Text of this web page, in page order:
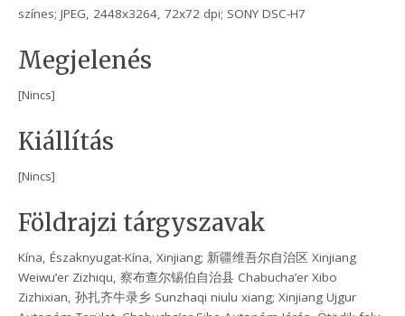
színes; JPEG, 2448x3264, 72x72 dpi; SONY DSC-H7
Megjelenés
[Nincs]
Kiállítás
[Nincs]
Földrajzi tárgyszavak
Kína, Északnyugat-Kína, Xinjiang; 新疆维吾尔自治区 Xinjiang
Weiwu’er Zizhiqu, 察布查尔锡伯自治县 Chabucha’er Xibo
Zizhixian, 孙扎齐牛录乡 Sunzhaqi niulu xiang; Xinjiang Ujgur